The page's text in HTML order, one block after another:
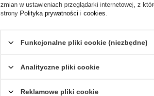
zmian w ustawieniach przeglądarki internetowej, z
strony Polityka prywatności i cookies
Funkcjonalne pliki cookie (niezbędne)
Analityczne pliki cookie
Reklamowe pliki cookie